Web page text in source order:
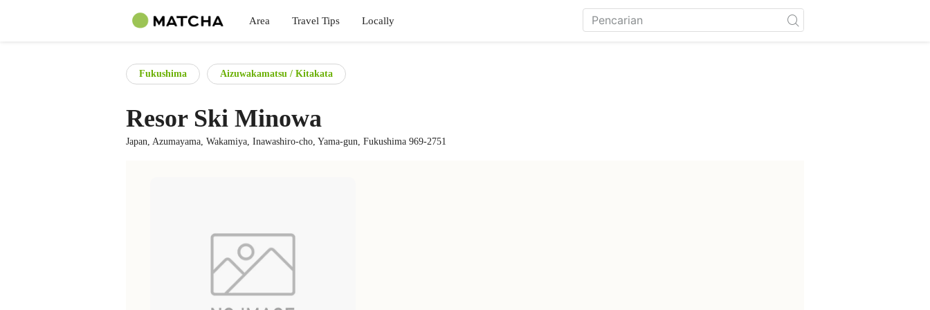
Area Travel Tips Locally
Fukushima Aizuwakamatsu / Kitakata
Resor Ski Minowa
Japan, Azumayama, Wakamiya, Inawashiro-cho, Yama-gun, Fukushima 969-2751